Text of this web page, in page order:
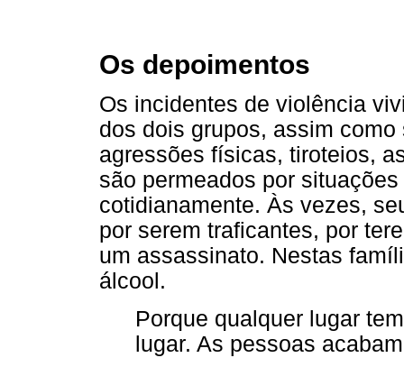
Os depoimentos
Os incidentes de violência
dos dois grupos, assim
agressões físicas, tiroteios,
são permeados por
cotidianamente. Às vezes,
por serem traficantes, por
um assassinato. Nestas
álcool.
Porque qualquer lugar
lugar. As pessoas